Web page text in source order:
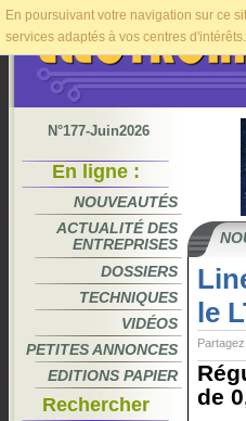
En poursuivant votre navigation sur ce
services adaptés à vos centres d'intérêts.
N°177-Juin2026
En ligne :
NOUVEAUTÉS
ACTUALITÉ DES
ENTREPRISES
DOSSIERS
TECHNIQUES
VIDÉOS
PETITES ANNONCES
EDITIONS PAPIER
Rechercher
le
de